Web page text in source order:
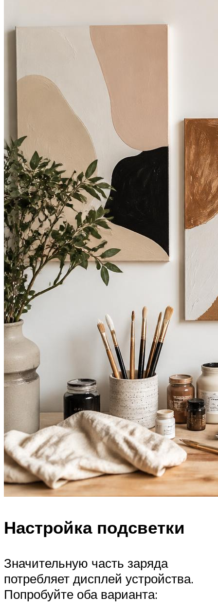
Настройка подсветки
Значительную часть заряда
потребляет дисплей устройства.
Попробуйте оба варианта: